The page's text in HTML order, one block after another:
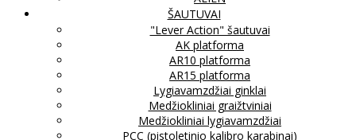
ŠAUTUVAI
"Lever Action" šautuvai
AK platforma
AR10 platforma
AR15 platforma
Lygiavamzdžiai ginklai
Medžiokliniai graižtviniai
Medžiokliniai lygiavamzdžiai
PCC (pistoletinio kalibro karabinai)